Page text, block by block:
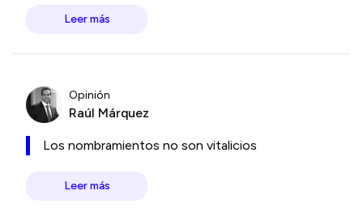
Leer más
Opinión
Raúl Márquez
Los nombramientos no son vitalicios
Leer más